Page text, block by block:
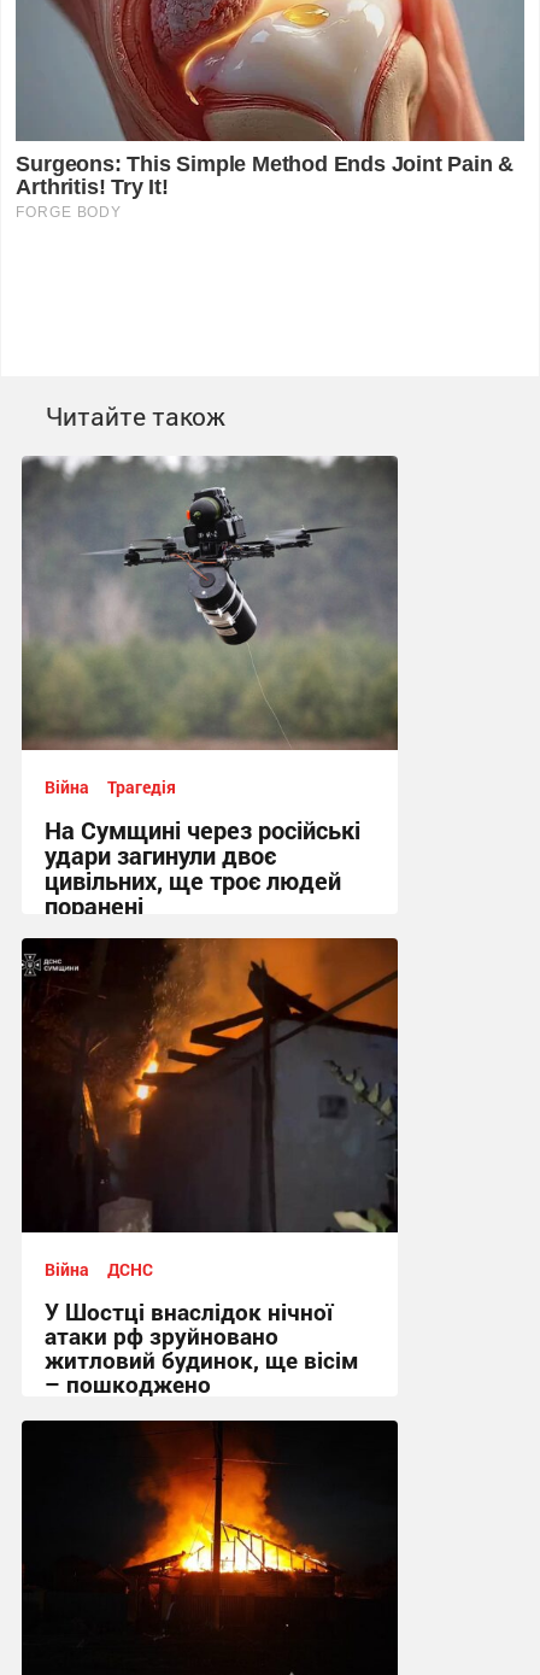
Читайте також
Війна Трагедія
На Сумщині через російські
удари загинули двоє
цивільних, ще троє людей
поранені
14:12 вчора
Війна ДСНС
У Шостці внаслідок нічної
атаки рф зруйновано
житловий будинок, ще вісім
– пошкоджено